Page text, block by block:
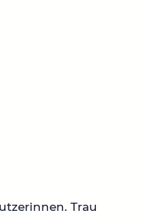
Trau